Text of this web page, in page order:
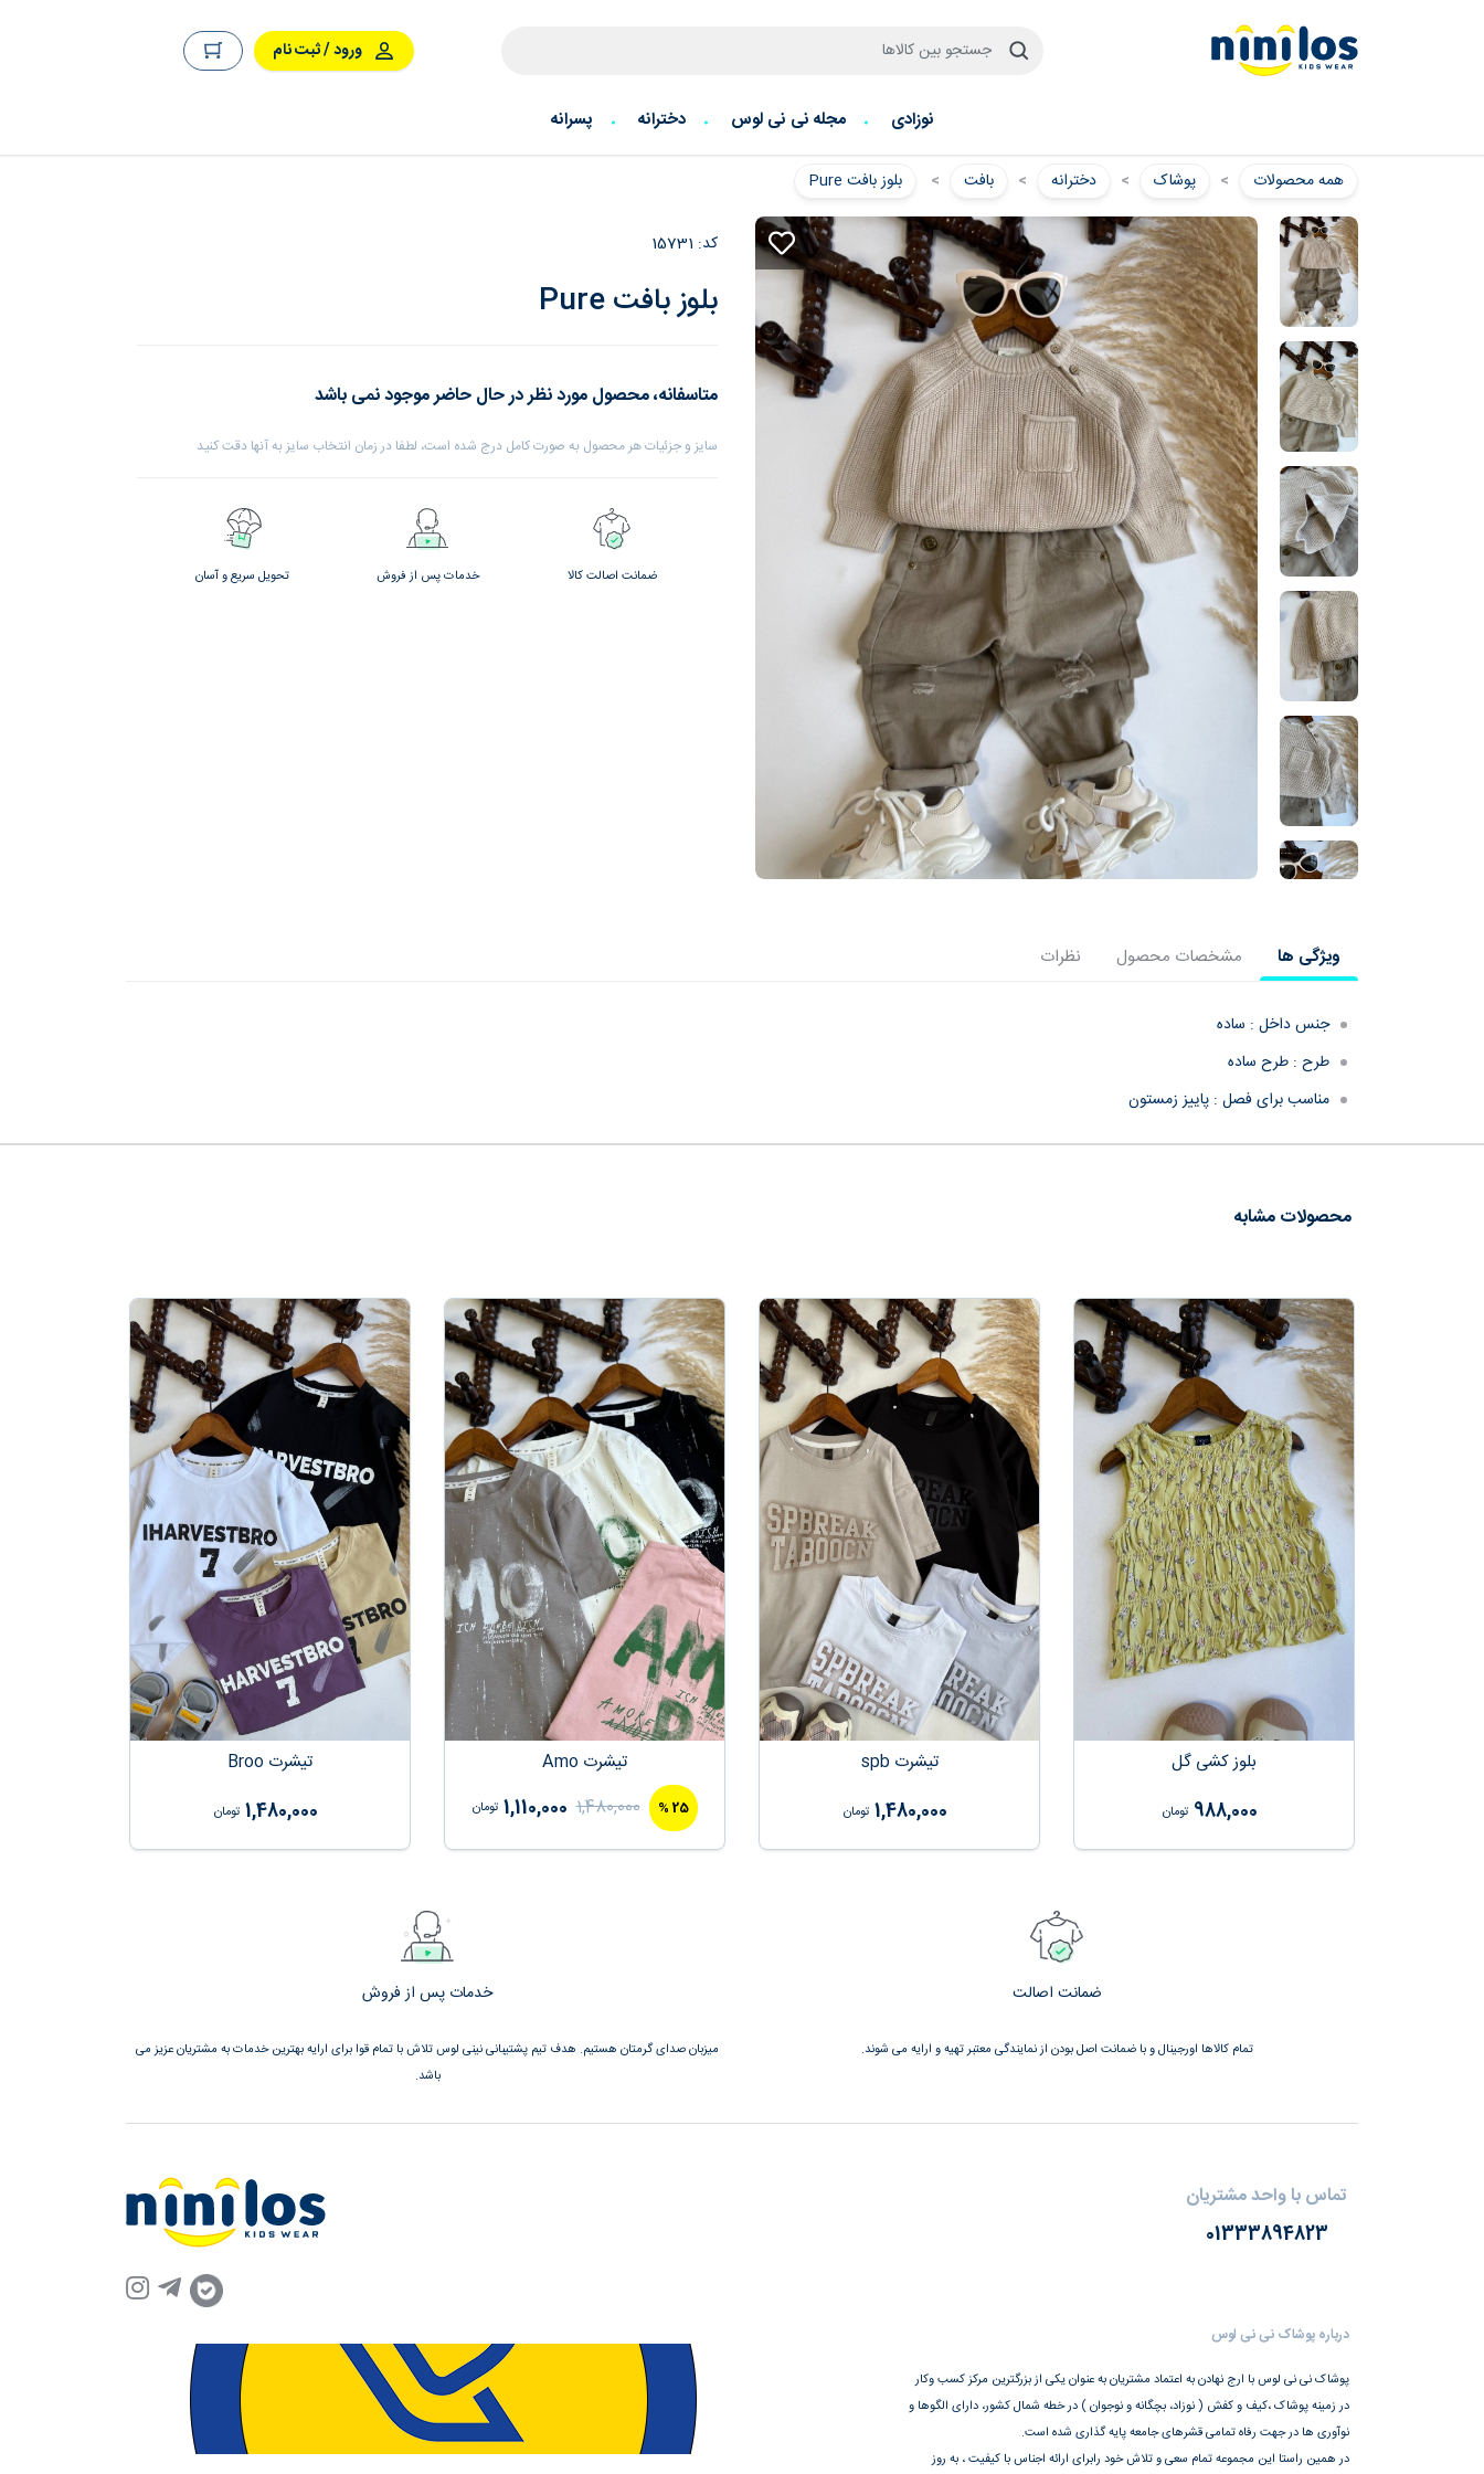
ورود / ثبت نام
نوزادی مجله نی نی لوس دخترانه پسرانه
همه محصولات پوشاک دخترانه بافت بلوز بافت Pure
کد: 15731
بلوز بافت Pure
متاسفانه، محصول مورد نظر در حال حاضر موجود نمی باشد
سایز و جزئیات هر محصول به صورت کامل درج شده است، لطفا در زمان انتخاب سایز به آنها دقت کنید
ضمانت اصالت کالا خدمات پس از فروش تحویل سریع و آسان
ویژگی ها مشخصات محصول نظرات
جنس داخل : ساده
طرح : طرح ساده
مناسب برای فصل : پاییز زمستون
محصولات مشابه
بلوز کشی گل
988,000 تومان
تیشرت spb
1,480,000 تومان
تیشرت Amo
1,110,000 تومان 25
%
1,480,000
تیشرت Broo
1,480,000 تومان
ضمانت اصالت
تمام کالاها اورجینال و با ضمانت اصل بودن از نمایندگی معتبر تهیه و ارایه می شوند.
خدمات پس از فروش
میزبان صدای گرمتان هستیم. هدف تیم پشتیبانی نینی لوس تلاش با تمام قوا برای ارایه بهترین خدمات به مشتریان عزیز می
باشد.
تماس با واحد مشتریان
01333894823
درباره پوشاک نی نی لوس
پوشاک نی نی لوس با ارج نهادن به اعتماد مشتریان به عنوان یکی از بزرگترین مرکز کسب وکار
در زمینه پوشاک ،کیف و کفش ( نوزاد، بچگانه و نوجوان ) در خطه شمال کشور، دارای الگوها و
نوآوری ها در جهت رفاه تمامی قشرهای جامعه پایه گذاری شده است.
در همین راستا این مجموعه تمام سعی و تلاش خود رابرای ارائه اجناس با کیفیت ، به روز